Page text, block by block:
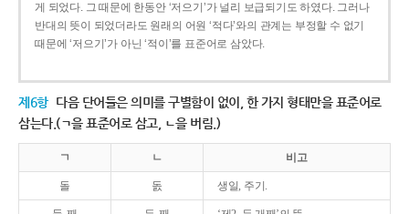
게 되었다. 그 때문에 한동안 ‘저으기’가 널리 보급되기도 하였다. 그러나
반대의 뜻이 되었더라도 원래의 어원 ‘적다’와의 관계는 부정할 수 없기
때문에 ‘저으기’가 아닌 ‘적이’를 표준어로 삼았다.
제6항 다음 단어들은 의미를 구별함이 없이, 한 가지 형태만을 표준어로
삼는다.(ㄱ을 표준어로 삼고, ㄴ을 버림.)
ㄱ ㄴ 비고
돌 돐 생일, 주기.